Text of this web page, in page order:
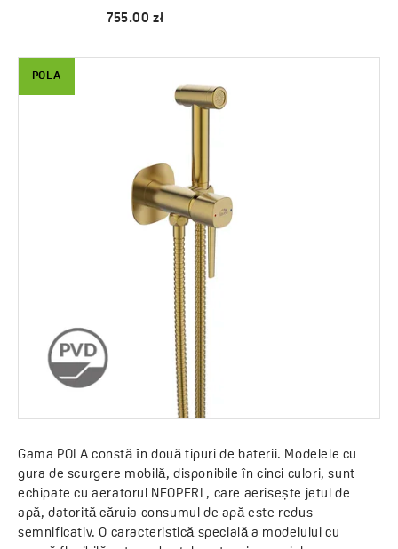
755.00 zł
POLA
Gama POLA constă în două tipuri de baterii. Modelele cu
gura de scurgere mobilă, disponibile în cinci culori, sunt
echipate cu aeratorul NEOPERL, care aerisește jetul de
apă, datorită căruia consumul de apă este redus
semnificativ. O caracteristică specială a modelului cu